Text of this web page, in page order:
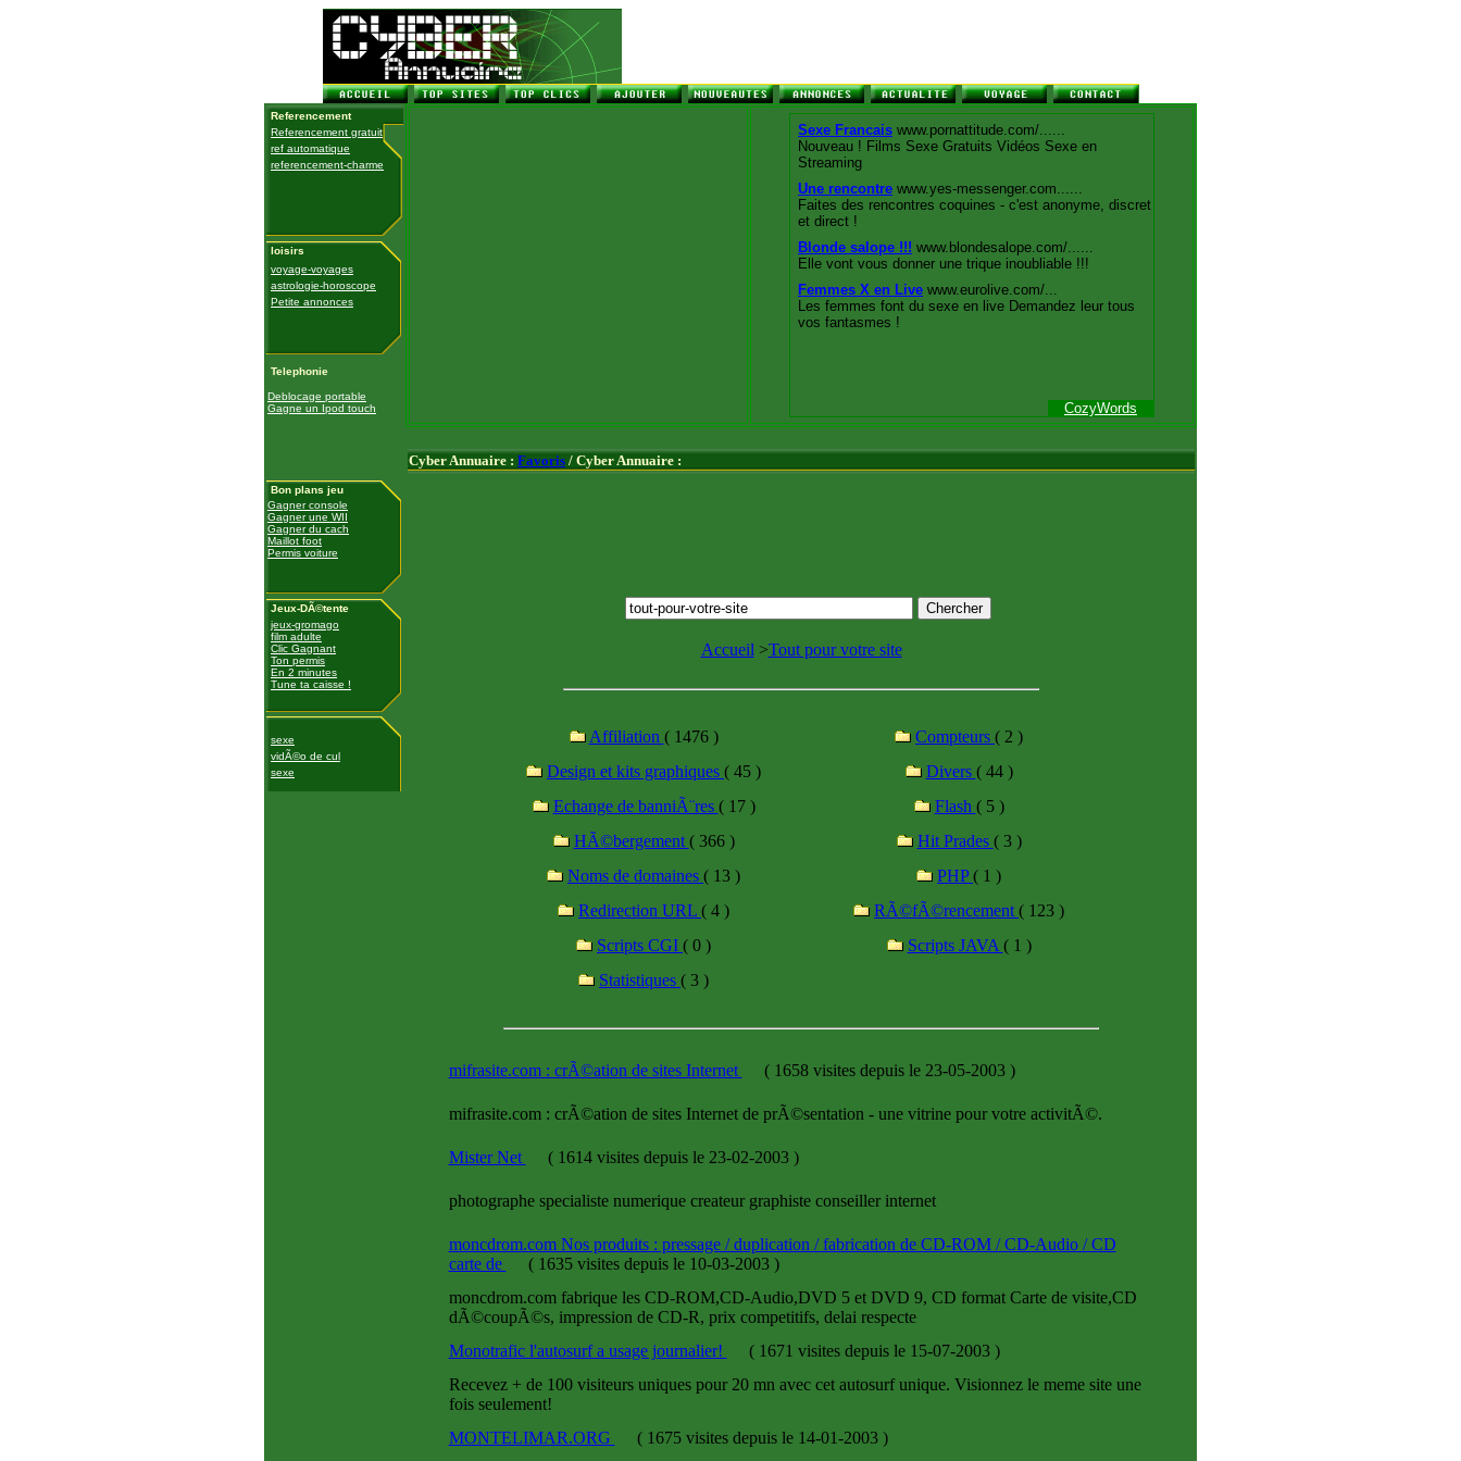
Referencement
Referencement gratuit
ref automatique
referencement-charme
loisirs
voyage-voyages
astrologie-horoscope
Petite annonces
Telephonie
Deblocage portable
Gagne un Ipod touch
Bon plans jeu
Gagner console
Gagner une WII
Gagner du cach
Maillot foot
Permis voiture
Jeux-DÃ©tente
jeux-gromago
film adulte
Clic Gagnant
Ton permis
En 2 minutes
Tune ta caisse !
sexe
vidÃ©o de cul
sexe
Cyber Annuaire : Favoris / Cyber Annuaire :
Accueil >Tout pour votre site
Affiliation ( 1476 ) Compteurs ( 2 )
Design et kits graphiques ( 45 ) Divers ( 44 )
Echange de banniÃ¨res ( 17 ) Flash ( 5 )
HÃ©bergement ( 366 ) Hit Prades ( 3 )
Noms de domaines ( 13 ) PHP( 1 )
Redirection URL ( 4 ) RÃ©fÃ©rencement ( 123 )
Scripts CGI ( 0 ) Scripts JAVA ( 1 )
Statistiques ( 3 )
mifrasite.com : crÃ©ation de sites Internet (1658 visites depuis le 23-05-2003 )
mifrasite.com : crÃ©ation de sites Internet de prÃ©sentation - une vitrine pour votre activitÃ©.
Mister Net (1614 visites depuis le 23-02-2003 )
photographe specialiste numerique createur graphiste conseiller internet
moncdrom.com Nos produits : pressage / duplication / fabrication de CD-ROM / CD-Audio / CD
carte de
(1635 visites depuis le 10-03-2003 )
moncdrom.com fabrique les CD-ROM,CD-Audio,DVD 5 et DVD 9, CD format Carte de visite,CD
dÃ©coupÃ©s, impression de CD-R, prix competitifs, delai respecte
Monotrafic l'autosurf a usage journalier!
(1671 visites depuis le 15-07-2003 )
Recevez + de 100 visiteurs uniques pour 20 mn avec cet autosurf unique. Visionnez le meme site une
fois seulement!
MONTELIMAR.ORG
(1675 visites depuis le 14-01-2003 )